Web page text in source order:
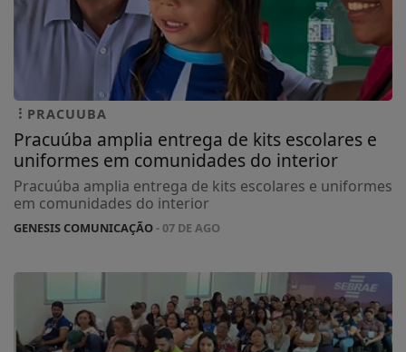
PRACUUBA
Pracuúba amplia entrega de kits escolares e
uniformes em comunidades do interior
Pracuúba amplia entrega de kits escolares e uniformes
em comunidades do interior
GENESIS COMUNICAÇÃO- 07 DE AGO